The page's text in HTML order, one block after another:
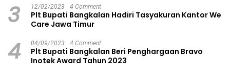
3 12/02/2023 4 Comment
Plt Bupati Bangkalan Hadiri Tasyakuran Kantor We
Care Jawa Timur
4 04/09/2023 4 Comment
Plt Bupati Bangkalan Beri Penghargaan Bravo
Inotek Award Tahun 2023